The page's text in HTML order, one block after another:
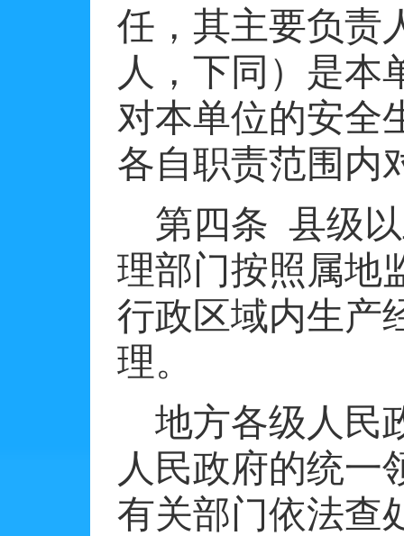
任，其主要负责
人，下同）是本
对本单位的安全
各自职责范围内
第四条 县级
理部门按照属地
行政区域内生产
理。
地方各级人民
人民政府的统一
有关部门依法查